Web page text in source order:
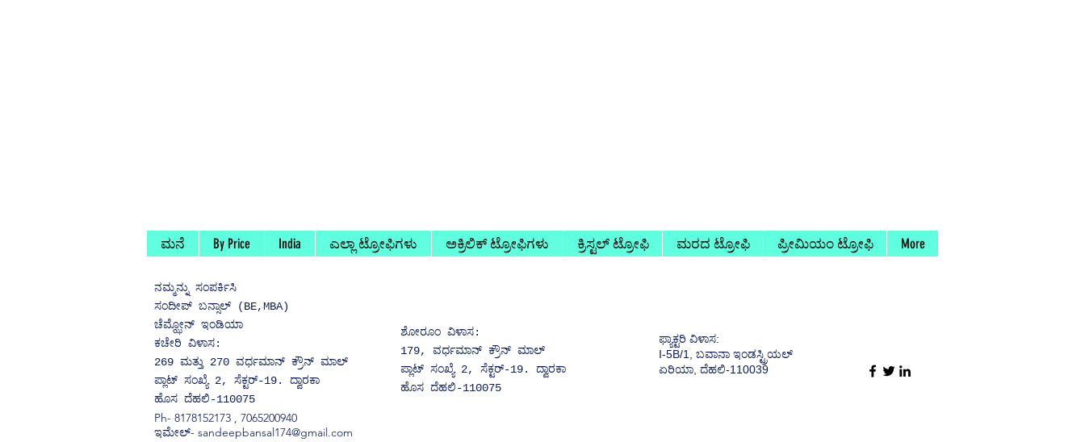
ಮನೆ By Price India ಎಲ್ಲಾ ಟ್ರೋಫಿಗಳು ಅಕ್ರಿಲಿಕ್ ಟ್ರೋಫಿಗಳು ಕ್ರಿಸ್ಟಲ್ ಟ್ರೋಫಿ ಮರದ ಟ್ರೋಫಿ ಪ್ರೀಮಿಯಂ ಟ್ರೋಫಿ More
ನಮ್ಮನ್ನುಸಂಪರ್ಕಿಸಿ
ಸಂದೀಪ್ ಬನ್ಸಾಲ್ (BE,MBA)
ಚೆಮ್ಝೋನ್ ಇಂಡಿಯಾ
ಕಚೇರಿ ವಿಳಾಸ:
269 ಮತ್ತು 270 ವರ್ಧಮಾನ್ ಕ್ರೌನ್ ಮಾಲ್
ಪ್ಲಾಟ್ ಸಂಖ್ಯೆ 2, ಸೆಕ್ಟರ್-19. ದ್ವಾರಕಾ
ಹೊಸ ದೆಹಲಿ-110075
Ph- 8178152173 , 7065200940
ಇಮೇಲ್- sandeepbansal174@gmail.com
ಶೋರೂಂ ವಿಳಾಸ:
179, ವರ್ಧಮಾನ್ ಕ್ರೌನ್ ಮಾಲ್
ಪ್ಲಾಟ್ ಸಂಖ್ಯೆ 2, ಸೆಕ್ಟರ್-19. ದ್ವಾರಕಾ
ಹೊಸ ದೆಹಲಿ-110075
ಫ್ಯಾಕ್ಟರಿ ವಿಳಾಸ:
I-5B/1, ಬವಾನಾ ಇಂಡಸ್ಟ್ರಿಯಲ್
ಏರಿಯಾ, ದೆಹಲಿ-110039